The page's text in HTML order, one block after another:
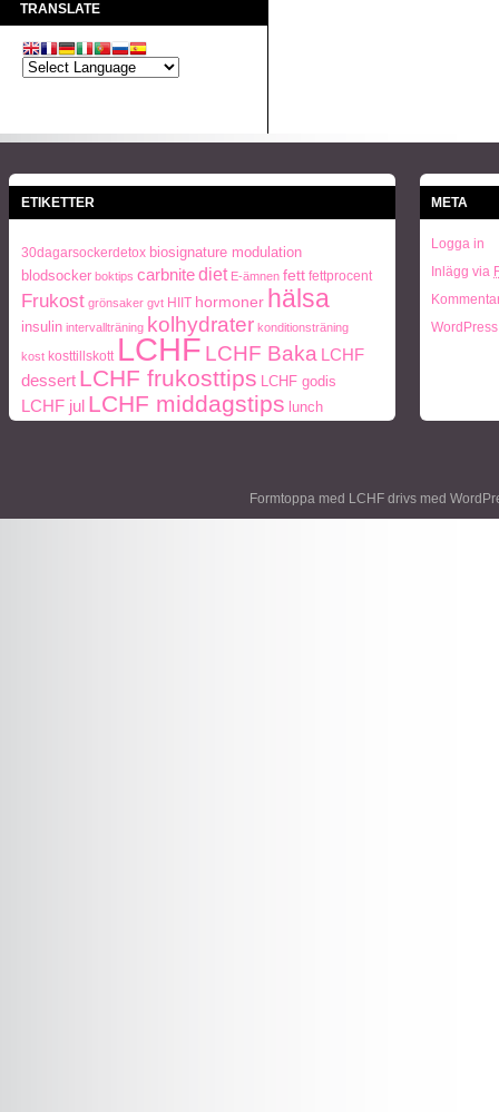
TRANSLATE
ETIKETTER
30dagarsockerdetox biosignature modulation
blodsocker boktips carbnitediet E-ämnen fett fettprocent
Frukost grönsaker gvt HIIT hormoner hälsa
insulin intervallträning kolhydrater konditionsträning
kost kosttillskott LCHF LCHF Baka
LCHF
dessert LCHF frukosttips LCHF godis
LCHF jul LCHF middagstips lunch
Träning
META
Logga in
Inlägg via
Formtoppa med LCHF drivs med